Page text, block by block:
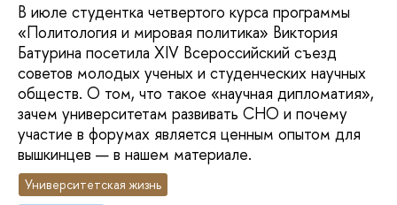
В июле студентка четвертого курса программы
«Политология и мировая политика» Виктория
Батурина посетила XIV Всероссийский съезд
советов молодых ученых и студенческих научных
обществ. О том, что такое «научная дипломатия»,
зачем университетам развивать СНО и почему
участие в форумах является ценным опытом для
вышкинцев — в нашем материале.
Университетская жизнь